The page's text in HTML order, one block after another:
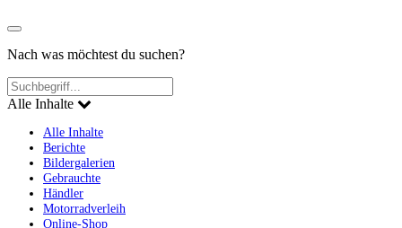
Nach was möchtest du suchen?
Alle Inhalte
Alle Inhalte
Berichte
Bildergalerien
Gebrauchte
Händler
Motorradverleih
Online-Shop